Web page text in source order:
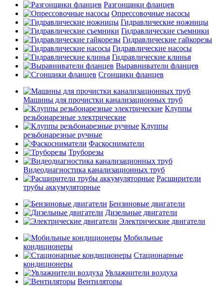
Разгонщики фланцев
Опрессовочные насосы
Гидравлические ножницы
Гидравлические съемники
Гидравлические гайкорезы
Гидравлические насосы
Гидравлические клинья
Выравниватели фланцев
Сгонщики фланцев
Машины для прочистки канализационных труб
Клуппы
резьбонарезные электрические
Клуппы
резьбонарезные ручные
Фаскосниматели
Труборезы
Видеодиагностика канализационных труб
Расширители
трубы аккумуляторные
Бензиновые двигатели
Дизельные двигатели
Электрические двигатели
Мобильные
кондиционеры
Стационарные
кондиционеры
Увлажнители воздуха
Вентиляторы